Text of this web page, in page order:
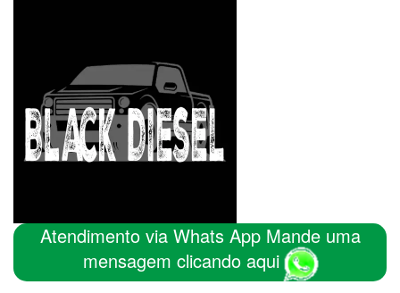
Atendimento via Whats App Mande uma
mensagem clicando aqui